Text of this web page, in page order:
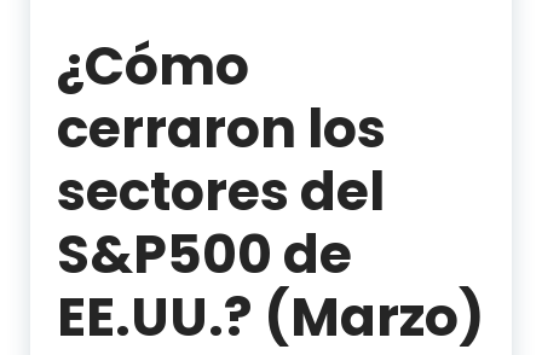
¿Cómo
cerraron los
sectores del
S&P500 de
EE.UU.? (Marzo)